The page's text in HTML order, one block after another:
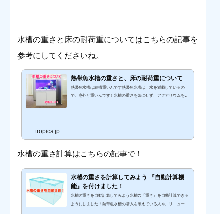
水槽の重さと床の耐荷重についてはこちらの記事を
参考にしてくださいね。
熱帯魚水槽の重さと、床の耐荷重について
熱帯魚水槽は結構重いんです熱帯魚水槽は、水を満載しているの
で、意外と重いんです！水槽の重さを気にせず、アクアリウムを設
れでは、わかりやすい...
tropica.jp
水槽の重さ計算はこちらの記事で！
水槽の重さを計算してみよう 『自動計算機
能』を付けました！
水槽の重さを自動計算してみよう水槽の『重さ』を自動計算できる
ようにしました！熱帯魚水槽の購入を考えている人や、リニューア